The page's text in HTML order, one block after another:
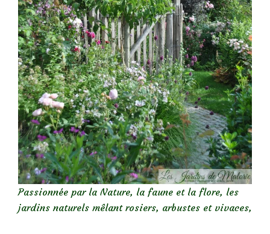
Passionnée par la Nature, la faune et la flore, les
jardins naturels mêlant rosiers, arbustes et vivaces,